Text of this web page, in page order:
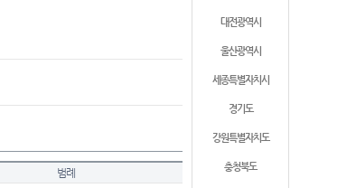
대전광역시
울산광역시
세종특별자치시
경기도
강원특별자치도
충청북도
범례